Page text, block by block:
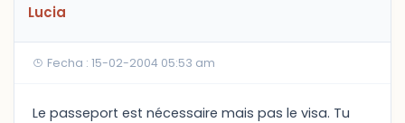
Lucia
Fecha : 15-02-2004 05:53 am
Le passeport est nécessaire mais pas le visa. Tu